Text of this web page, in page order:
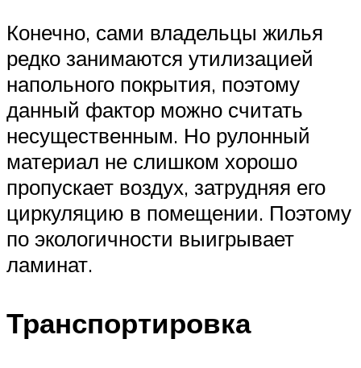
Конечно, сами владельцы жилья
редко занимаются утилизацией
напольного покрытия, поэтому
данный фактор можно считать
несущественным. Но рулонный
материал не слишком хорошо
пропускает воздух, затрудняя его
циркуляцию в помещении. Поэтому
по экологичности выигрывает
ламинат.
Транспортировка